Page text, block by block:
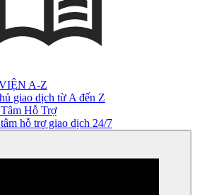
A-Z
giao dịch từ A đến Z
Hỗ Trợ
hỗ trợ giao dịch 24/7